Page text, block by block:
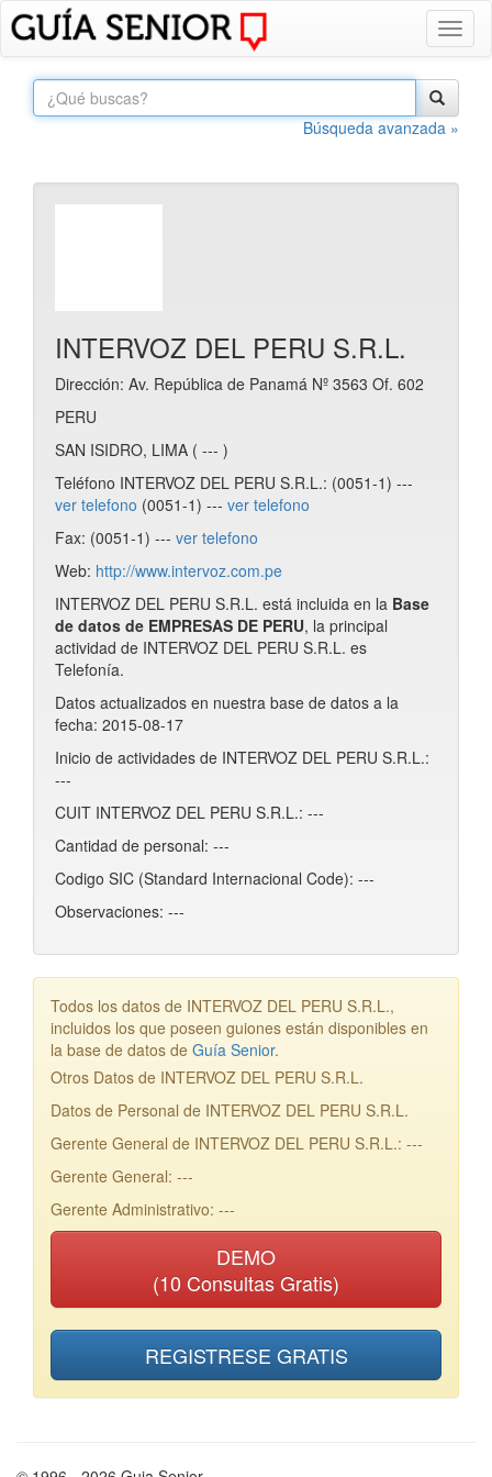
Búsqueda avanzada »
INTERVOZ DEL PERU S.R.L.
Dirección: Av. República de Panamá Nº 3563 Of. 602
PERU
SAN ISIDRO, LIMA ( --- )
Teléfono INTERVOZ DEL PERU S.R.L.: (0051-1) ---
ver telefono (0051-1) --- ver telefono
Fax: (0051-1) --- ver telefono
Web: http://www.intervoz.com.pe
INTERVOZ DEL PERU S.R.L. está incluida en la Base
de datos de EMPRESAS DE PERU, la principal
actividad de INTERVOZ DEL PERU S.R.L. es
Telefonía.
Datos actualizados en nuestra base de datos a la
fecha: 2015-08-17
Inicio de actividades de INTERVOZ DEL PERU S.R.L.:
---
CUIT INTERVOZ DEL PERU S.R.L.: ---
Cantidad de personal: ---
Codigo SIC (Standard Internacional Code): ---
Observaciones: ---
Todos los datos de INTERVOZ DEL PERU S.R.L.,
incluidos los que poseen guiones están disponibles en
la base de datos de Guía Senior.
Otros Datos de INTERVOZ DEL PERU S.R.L.
Datos de Personal de INTERVOZ DEL PERU S.R.L.
Gerente General de INTERVOZ DEL PERU S.R.L.: ---
Gerente General: ---
Gerente Administrativo: ---
DEMO
(10 Consultas Gratis)
REGISTRESE GRATIS